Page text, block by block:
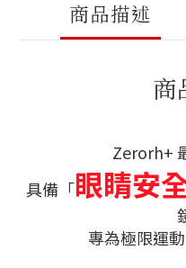
商品描述
商
Zerorh+
具備「眼睛安
專為極限運